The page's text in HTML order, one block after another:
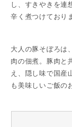
し、すきやきを連
辛く煮つけており
大人の豚そぼろは
肉の佃煮。豚肉と
え、隠し味で国産
も美味しいご飯の